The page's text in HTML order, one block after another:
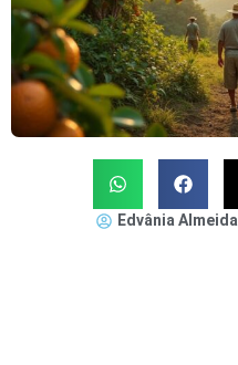
Edvânia Almeida